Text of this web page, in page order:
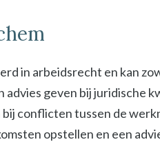
in arbeidsrecht en kan
geven bij juridische
conflicten tussen de
opstellen en een